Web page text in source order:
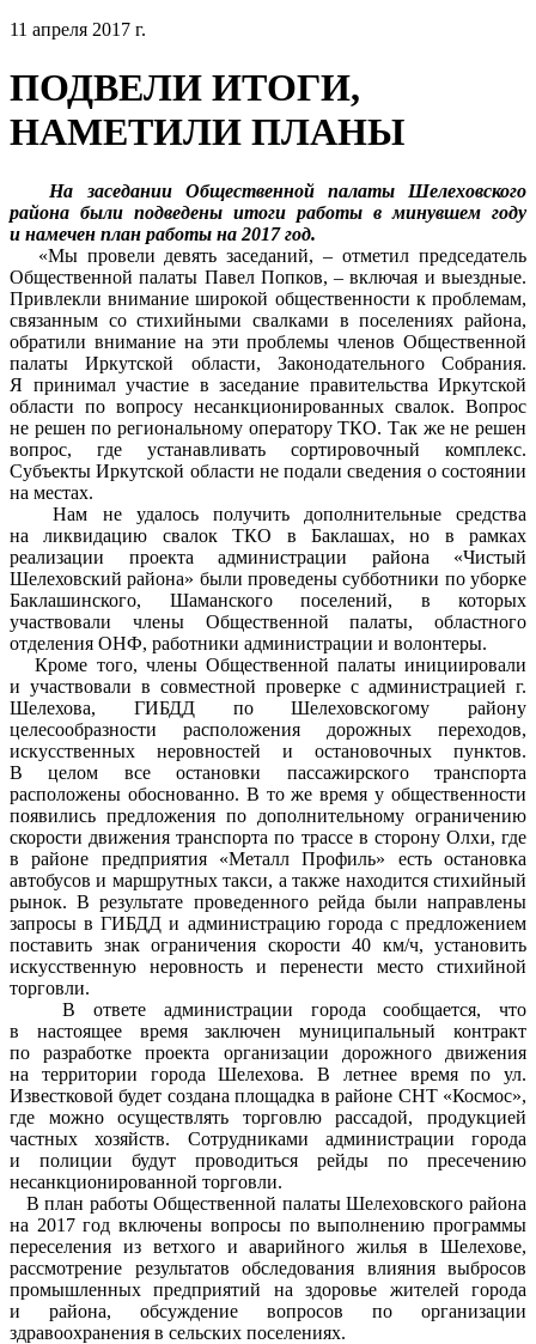
11 апреля 2017 г.
ПОДВЕЛИ ИТОГИ,
НАМЕТИЛИ ПЛАНЫ
На заседании Общественной палаты Шелеховского
района были подведены итоги работы в минувшем году
и намечен план работы на 2017 год.
«Мы провели девять заседаний, – отметил председатель
Общественной палаты Павел Попков, – включая и выездные.
Привлекли внимание широкой общественности к проблемам,
связанным со стихийными свалками в поселениях района,
обратили внимание на эти проблемы членов Общественной
палаты Иркутской области, Законодательного Собрания.
Я принимал участие в заседание правительства Иркутской
области по вопросу несанкционированных свалок. Вопрос
не решен по региональному оператору ТКО. Так же не решен
вопрос, где устанавливать сортировочный комплекс.
Субъекты Иркутской области не подали сведения о состоянии
на местах.
Нам не удалось получить дополнительные средства
на ликвидацию свалок ТКО в Баклашах, но в рамках
реализации проекта администрации района «Чистый
Шелеховский района» были проведены субботники по уборке
Баклашинского, Шаманского поселений, в которых
участвовали члены Общественной палаты, областного
отделения ОНФ, работники администрации и волонтеры.
Кроме того, члены Общественной палаты инициировали
и участвовали в совместной проверке с администрацией г.
Шелехова, ГИБДД по Шелеховскогому району
целесообразности расположения дорожных переходов,
искусственных неровностей и остановочных пунктов.
В целом все остановки пассажирского транспорта
расположены обоснованно. В то же время у общественности
появились предложения по дополнительному ограничению
скорости движения транспорта по трассе в сторону Олхи, где
в районе предприятия «Металл Профиль» есть остановка
автобусов и маршрутных такси, а также находится стихийный
рынок. В результате проведенного рейда были направлены
запросы в ГИБДД и администрацию города с предложением
поставить знак ограничения скорости 40 км/ч, установить
искусственную неровность и перенести место стихийной
торговли.
В ответе администрации города сообщается, что
в настоящее время заключен муниципальный контракт
по разработке проекта организации дорожного движения
на территории города Шелехова. В летнее время по ул.
Известковой будет создана площадка в районе СНТ «Космос»,
где можно осуществлять торговлю рассадой, продукцией
частных хозяйств. Сотрудниками администрации города
и полиции будут проводиться рейды по пресечению
несанкционированной торговли.
В план работы Общественной палаты Шелеховского района
на 2017 год включены вопросы по выполнению программы
переселения из ветхого и аварийного жилья в Шелехове,
рассмотрение результатов обследования влияния выбросов
промышленных предприятий на здоровье жителей города
и района, обсуждение вопросов по организации
здравоохранения в сельских поселениях.